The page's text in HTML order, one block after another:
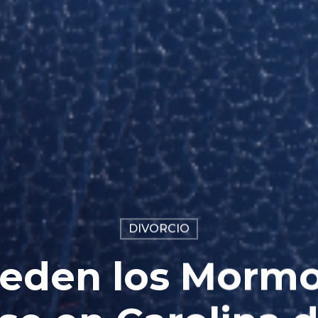
DIVORCIO
los